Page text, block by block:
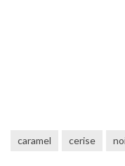
caramel cerise